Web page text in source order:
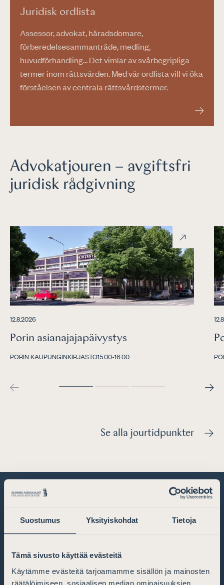
Suostumus Yksityiskohdat Tietoja
Tämä sivusto käyttää evästeitä
Käytämme evästeitä tarjoamamme sisällön ja mainosten
räätälöimiseen, sosiaalisen median ominaisuuksien
Juridisk ordlista
Assessor, advokat, häradsdomare,
förberedelsesammanträde, medling,
huvudförhandling… Det vimlar av svårbegripliga
termer inom rättsvården. Med vår ordlista vill vi öka
förståelsen av centrala rättsvårdstermer.
Advokatjouren – avgiftsfri
juridisk rådgivning
12.8.2026
Porin asianajajapäivystys
PORIN KAUPUNGINKIRJASTO15.00-16.00
Se alla jourtidpunkter